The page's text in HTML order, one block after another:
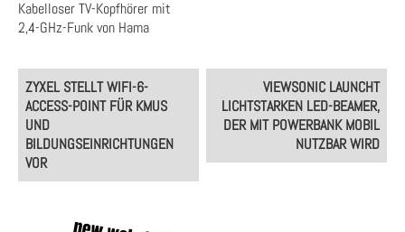
Kabelloser TV-Kopfhörer mit
2,4-GHz-Funk von Hama
Post
navigation
ZYXEL STELLT WIFI-6-
ACCESS-POINT FÜR KMUS
UND
BILDUNGSEINRICHTUNGEN
VOR
VIEWSONIC LAUNCHT
LICHTSTARKEN LED-BEAMER,
DER MIT POWERBANK MOBIL
NUTZBAR WIRD